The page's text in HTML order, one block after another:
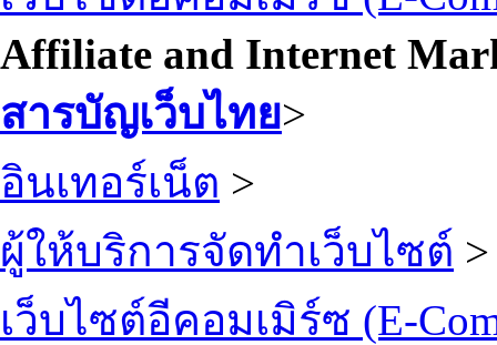
Affiliate and Internet
สารบัญเว็บไทย>
อินเทอร์เน็ต >
ผู้ให้บริการจัดทำเว็บไซต์ >
เว็บไซต์อีคอมเมิร์ซ (E-